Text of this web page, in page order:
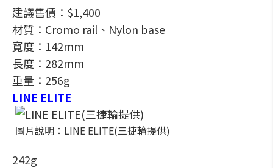
建議售價：$1,400
材質：Cromo rail、Nylon base
寬度：142mm
長度：282mm
重量：256g
LINE ELITE
圖片說明：LINE ELITE(三捷輪提供)
242g